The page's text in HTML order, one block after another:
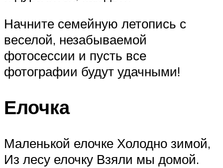
Начните семейную летопись с
веселой, незабываемой
фотосессии и пусть все
фотографии будут удачными!
Елочка
Маленькой елочке Холодно зимой,
Из лесу елочку Взяли мы домой.